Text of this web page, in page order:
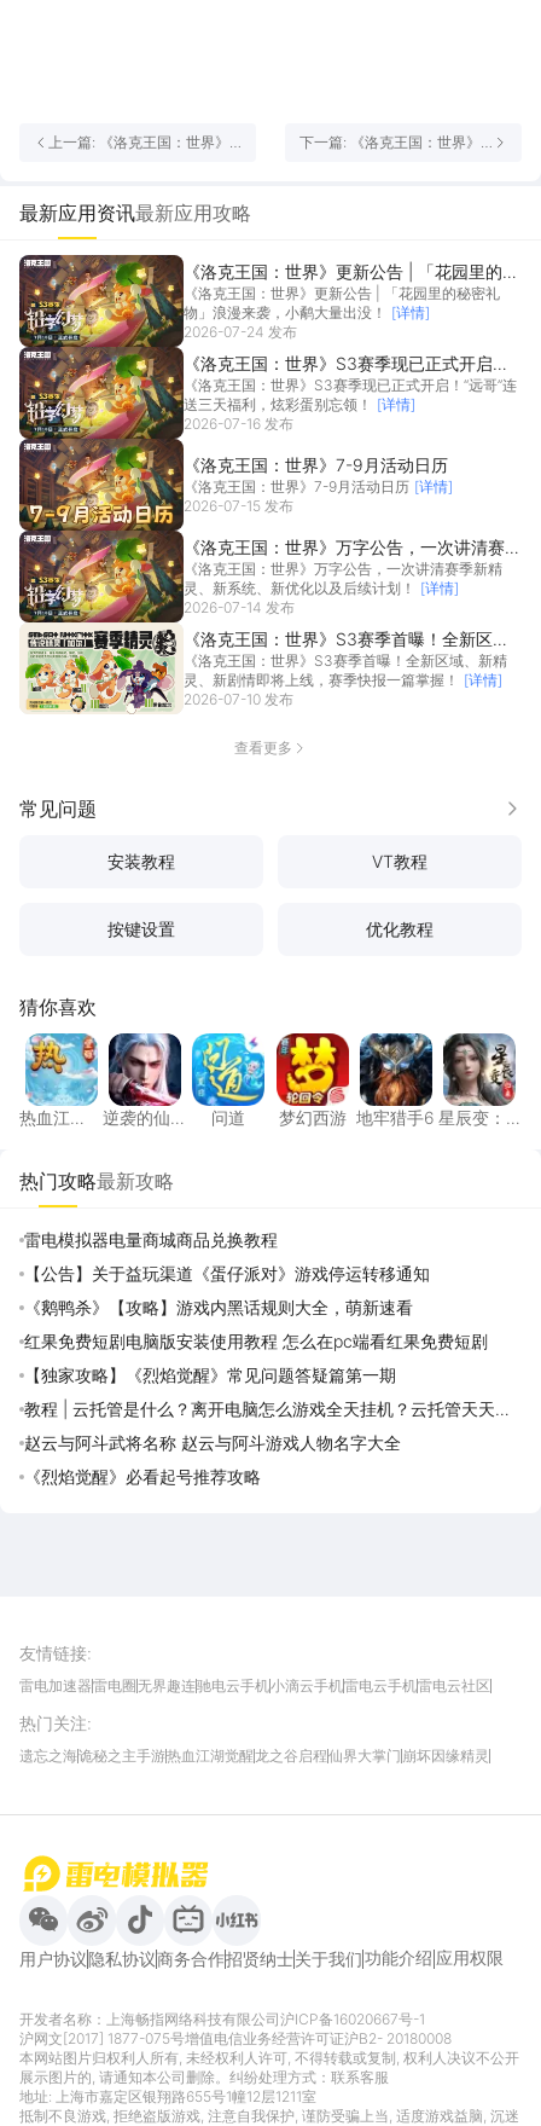
上一篇: 《洛克王国：世界》
登场
下一篇: 《洛克王国：世界》5
最新应用资讯最新应用攻略
《洛克王国：世界》更新公告 | 「花园里的秘
密礼物」浪漫来袭，小鹬大量出没！
《洛克王国：世界》更新公告 | 「花园里的秘密礼
物」浪漫来袭，小鹬大量出没！
[详情]
2026-07-24 发布
《洛克王国：世界》S3赛季现已正式开启！
“远哥”连送三天福利，炫彩蛋别忘领！
《洛克王国：世界》S3赛季现已正式开启！“远哥”连
送三天福利，炫彩蛋别忘领！
[详情]
2026-07-16 发布
《洛克王国：世界》7-9月活动日历
《洛克王国：世界》7-9月活动日历 [详情]
2026-07-15 发布
《洛克王国：世界》万字公告，一次讲清赛季
新精灵、新系统、新优化以及后续计划！
《洛克王国：世界》万字公告，一次讲清赛季新精
灵、新系统、新优化以及后续计划！
[详情]
2026-07-14 发布
《洛克王国：世界》S3赛季首曝！全新区
域、新精灵、新剧情即将上线，赛季快报一篇
掌握！
《洛克王国：世界》S3赛季首曝！全新区域、新精
灵、新剧情即将上线，赛季快报一篇掌握！
[详情]
2026-07-10 发布
查看更多
常见问题 更多
安装教程 VT教程
按键设置 优化教程
猜你喜欢
热血江湖：觉醒
热血江
逆袭的仙王
逆袭的仙
问道
问道
梦幻西游
梦幻西游
地牢猎手6
地牢猎手6
星辰
星辰变：
热门攻略最新攻略
雷电模拟器电量商城商品兑换教程
【公告】关于益玩渠道《蛋仔派对》游戏停运转移通知
《鹅鸭杀》【攻略】游戏内黑话规则大全，萌新速看
红果免费短剧电脑版安装使用教程 怎么在pc端看红果免费短剧
【独家攻略】《烈焰觉醒》常见问题答疑篇第一期
教程 | 云托管是什么？离开电脑怎么游戏全天挂机？云托管天天免
费领取攻略
赵云与阿斗武将名称 赵云与阿斗游戏人物名字大全
《烈焰觉醒》必看起号推荐攻略
友情链接:
雷电加速器雷电圈无界趣连驰电云手机小滴云手机雷电云手机雷电云社区
我爱vr网华军软件园
热门关注:
遗忘之海诡秘之主手游热血江湖觉醒龙之谷启程仙界大掌门 崩坏因缘精灵
用户协议隐私协议商务合作招贤纳士关于我们功能介绍 应用权限
开发者名称：上海畅指网络科技有限公司沪ICP备16020667号-1
沪网文[2017] 1877-075号增值电信业务经营许可证沪B2- 20180008
本网站图片归权利人所有, 未经权利人许可, 不得转载或复制, 权利人决议不公开
展示图片的, 请通知本公司删除。纠纷处理方式： 联系客服
地址: 上海市嘉定区银翔路655号1幢12层1211室
抵制不良游戏, 拒绝盗版游戏, 注意自我保护, 谨防受骗上当, 适度游戏益脑, 沉迷
首页
微信
微博 抖音 哔哩哔哩